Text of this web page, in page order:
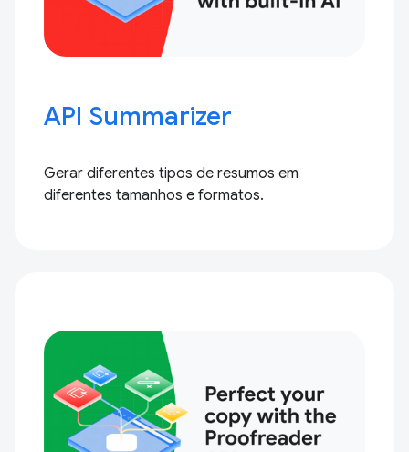
API Summarizer
Gerar diferentes tipos de resumos em
diferentes tamanhos e formatos.